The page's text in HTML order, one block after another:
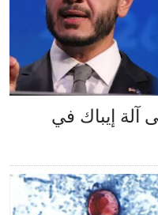
آلة إيباك في